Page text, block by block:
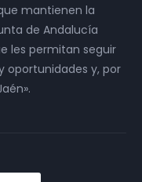
mantienen la
de Andalucía
les permitan seguir
oportunidades y, por